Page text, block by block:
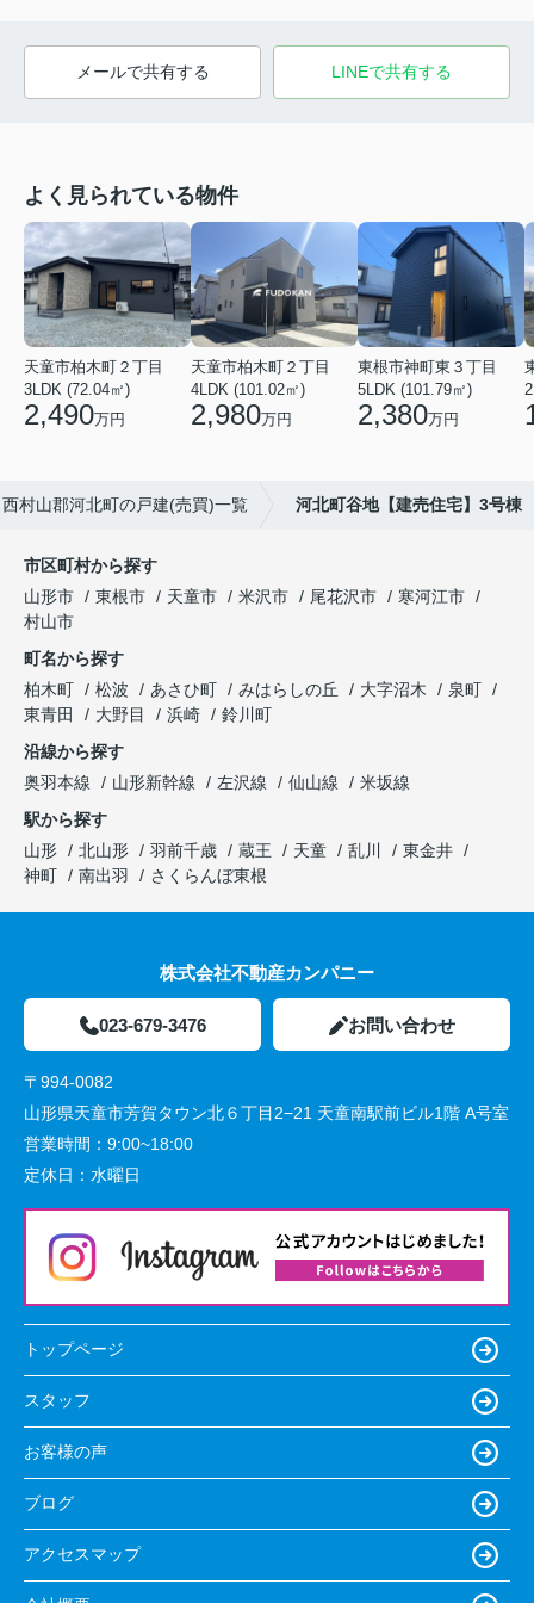
メールで共有する LINEで共有する
よく見られている物件
天童市柏木町２丁目
3LDK (72.04㎡)
2,490万円
天童市柏木町２丁目
4LDK (101.02㎡)
2,980万円
東根市神町東３丁目
5LDK (101.79㎡)
2,380万円
西村山郡河北町の戸建(売買)一覧 河北町谷地【建売住宅】3号棟
市区町村から探す
山形市
東根市 天童市 米沢市 尾花沢市
寒河江市
村山市
町名から探す
柏木町
松波 あさひ町 みはらしの丘 大字沼木
泉町
東青田
大野目 浜崎
鈴川町
沿線から探す
奥羽本線
山形新幹線 左沢線 仙山線
米坂線
駅から探す
山形
北山形 羽前千歳 蔵王 天童 乱川
東金井
神町
南出羽 さくらんぼ東根
株式会社不動産カンパニー
023-679-3476 お問い合わせ
〒994-0082
山形県天童市芳賀タウン北６丁目2−21 天童南駅前ビル1階 A号室
営業時間： 9:00~18:00
定休日： 水曜日
トップページ
スタッフ
お客様の声
ブログ
アクセスマップ